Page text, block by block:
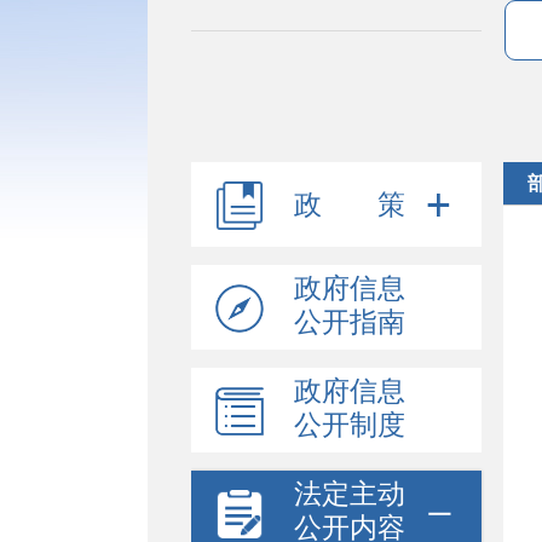
政 策
政府信息
公开指南
政府信息
公开制度
法定主动
公开内容